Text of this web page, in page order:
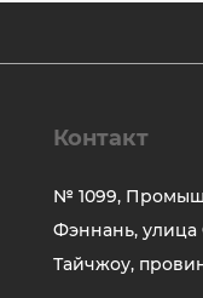
Контакт
№ 1099,
Фэннань,
Тайчжоу,